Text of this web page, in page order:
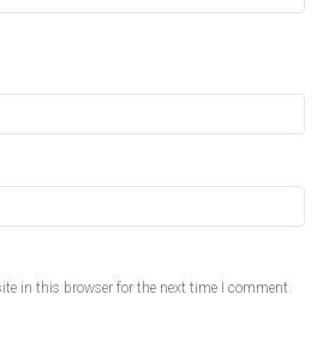
in this browser for the next time I comment.